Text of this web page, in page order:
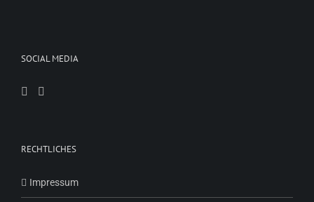
SOCIAL MEDIA
RECHTLICHES
Impressum